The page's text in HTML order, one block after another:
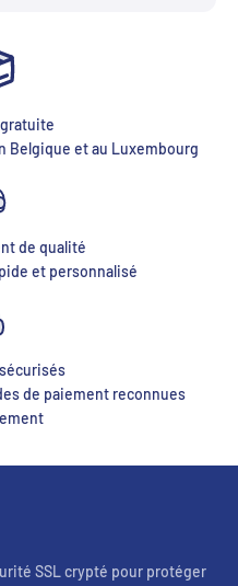
Belgique et au Luxembourg
de qualité
et personnalisé
de paiement reconnues
SSL crypté pour protéger